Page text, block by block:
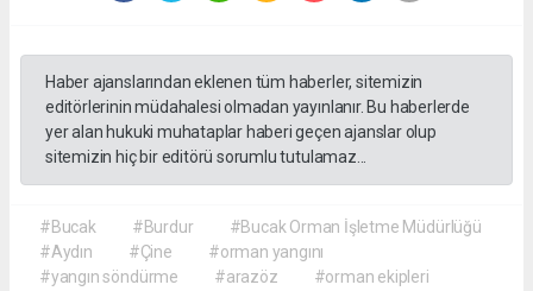
Haber ajanslarından eklenen tüm haberler, sitemizin
editörlerinin müdahalesi olmadan yayınlanır. Bu haberlerde
yer alan hukuki muhataplar haberi geçen ajanslar olup
sitemizin hiç bir editörü sorumlu tutulamaz...
#Bucak #Burdur
#Bucak Orman İşletme Müdürlüğü
#Aydın
#Çine
#orman yangını
#yangın söndürme
#arazöz
#orman ekipleri